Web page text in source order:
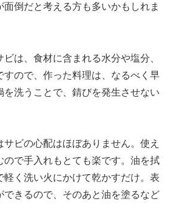
面倒だと考える方も多いかもしれま
は、食材に含まれる水分や塩分、
すので、作った料理は、なるべく早
を洗うことで、錆びを発生させない
ビの心配はほぼありません。使え
ので手入れもとても楽です。油を拭
軽く洗い火にかけて乾かすだけ。表
できるので、そのあと油を塗るなど